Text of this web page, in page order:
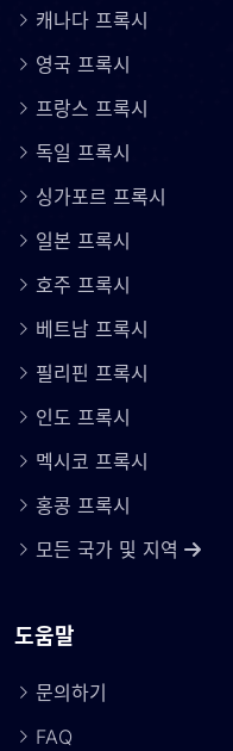
캐나다 프록시
영국 프록시
프랑스 프록시
독일 프록시
싱가포르 프록시
일본 프록시
호주 프록시
베트남 프록시
필리핀 프록시
인도 프록시
멕시코 프록시
홍콩 프록시
모든 국가 및 지역
도움말
문의하기
FAQ